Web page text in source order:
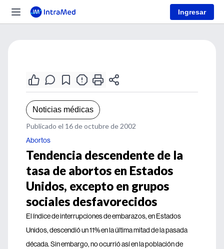
Ingresar
Noticias médicas
Publicado el 16 de octubre de 2002
Abortos
Tendencia descendente de la
tasa de abortos en Estados
Unidos, excepto en grupos
sociales desfavorecidos
El índice de interrupciones de embarazos, en Estados
Unidos, descendió un 11% en la última mitad de la pasada
década. Sin embargo, no ocurrió así en la población de